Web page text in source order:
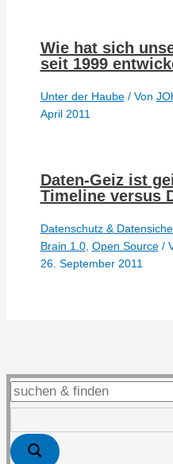
Wie hat sich
seit 1999
Unter der Haube/ Von
April 2011
Daten-Geiz ist
Timeline versus
Datenschutz &
Brain 1.0, Open Source/
26. September 2011